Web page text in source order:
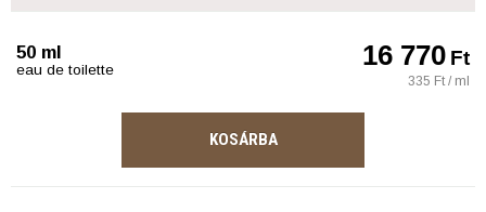
50 ml
eau de toilette 16 770Ft
335 Ft / ml
KOSÁRBA